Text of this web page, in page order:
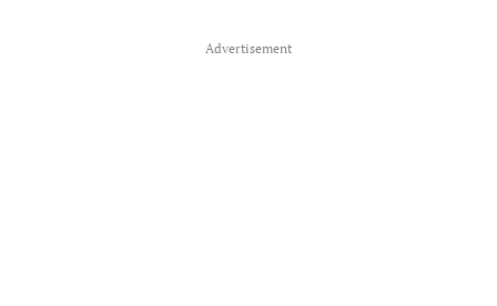
Advertisement